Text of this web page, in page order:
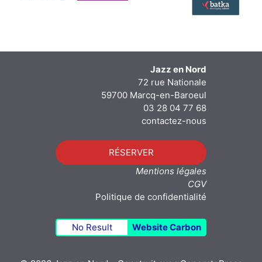
Jazz en Nord
72 rue Nationale
59700 Marcq-en-Baroeul
03 28 04 77 68
contactez-nous
RÉSERVER
Mentions légales
CGV
Politique de confidentialité
No Result Website Carbon